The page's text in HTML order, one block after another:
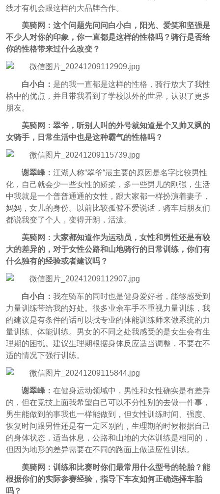
线才有机会跟这样的大品牌合作。
美骑网：这个问题先问问白小白，阳光、爱笑和坚强是
不少人对你的印象，你一直都是这样的性格吗？骑行是否给
你的性格带来过什么改变？
白小白： 是的我一直都是这样的性格，骑行放大了我性
格中的优点，并且带我看到了学校以外的世界，认识了更多
朋友。
美骑网：翠爷，听别人叫的外号就知道是个又帅又飒的
女骑手，日常生活中也是这种霸气的性格吗？
谢翠峰： 江湖人称“翠爷“最主要的原因是名字比较男性
化，自己就会少一些女性的娇柔，多一些男儿的刚强，生活
中我就是一个普普通通的女性，跟大家都一样扮演着妻子，
妈妈，女儿的身份。以前比较孤僻不爱说话，骑车后朋友们
都说我变了个人，变得开朗，活泼。
美骑网：大家都知道作为运动员，女性和男性还是有较
大的差异的，对于女性公路和山地骑行的日常训练，你们有
什么独有的经验或者建议吗？
白小白： 我在骑车的同时也是健身爱好者，能够感受到
力量训练带给我的好处。很多业余车手不重视力量训练，我
的建议是有条件的话可以找专业的体能训练师来做系统的力
量训练、体能训练。男女的不同之处我感受的是女生会有生
理期的困扰。建议生理期根据身体反应适当调整，不要在不
适的情况下强行训练。
谢翠峰： 在健身运动领域中，男性和女性确实是有差异
的，但在竞技上面我希望自己可以不分性别的去做一件事，
男生能做到的事我也一样能做到，但女性训练时间、强度、
恢复时间跟男性还是有一定区别的，生理期的时候根据自己
的身体状态，适当休息，公路和山地的大体训练是相同的，
但因为地形的差异需要在不同的路面上做适应性训练。
美骑网：训练和比赛时你们最常用什么型号的轮胎？能
根据你们的实际参赛经验，指导下车友如何正确选择车胎
吗？